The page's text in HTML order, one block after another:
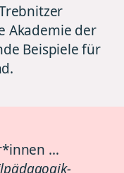
Akademie der
Beispiele für
…